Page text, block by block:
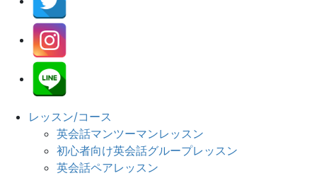
レッスン/コース
英会話マンツーマンレッスン
初心者向け英会話グループレッスン
英会話ペアレッスン